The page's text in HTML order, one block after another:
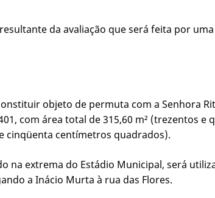
da avaliação que será feita por
objeto de permuta com a Senhora
com área total de 315,60 m² (trezentos
cinqüenta centímetros quadrados).
na extrema do Estádio Municipal, será
a Inácio Murta à rua das Flores.